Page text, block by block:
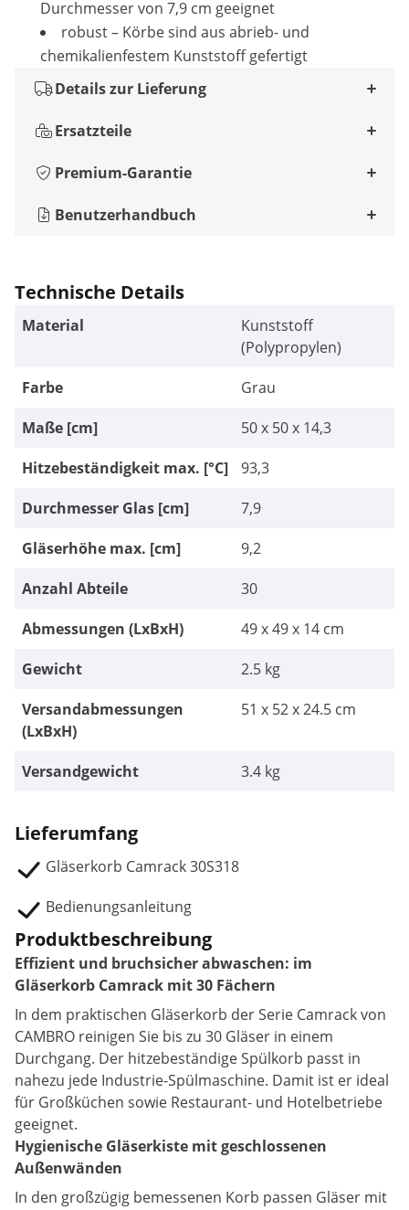
Durchmesser von 7,9 cm geeignet
robust – Körbe sind aus abrieb- und
chemikalienfestem Kunststoff gefertigt
Details zur Lieferung
Ersatzteile
Premium-Garantie
Benutzerhandbuch
Technische Details
Material
Kunststoff
(Polypropylen)
Farbe
Grau
Maße [cm]
50 x 50 x 14,3
Hitzebeständigkeit max. [°C]
93,3
Durchmesser Glas [cm]
7,9
Gläserhöhe max. [cm]
9,2
Anzahl Abteile
30
Abmessungen (LxBxH)
49 x 49 x 14 cm
Gewicht
2.5 kg
Versandabmessungen
(LxBxH)
51 x 52 x 24.5 cm
Versandgewicht 3.4 kg
Lieferumfang
Gläserkorb Camrack 30S318
Bedienungsanleitung
Produktbeschreibung
Effizient und bruchsicher abwaschen: im
Gläserkorb Camrack mit 30 Fächern
In dem praktischen Gläserkorb der Serie Camrack von
CAMBRO reinigen Sie bis zu 30 Gläser in einem
Durchgang. Der hitzebeständige Spülkorb passt in
nahezu jede Industrie-Spülmaschine. Damit ist er ideal
für Großküchen sowie Restaurant- und Hotelbetriebe
geeignet.
Hygienische Gläserkiste mit geschlossenen
Außenwänden
In den großzügig bemessenen Korb passen Gläser mit